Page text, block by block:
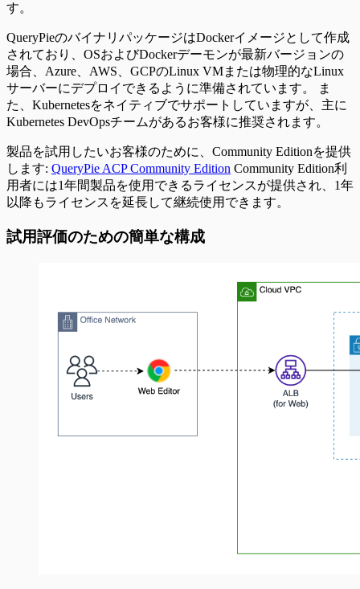
す。
QueryPieのバイナリパッケージはDockerイメージとして作成
されており、OSおよびDockerデーモンが最新バージョンの
場合、Azure、AWS、GCPのLinux VMまたは物理的なLinux
サーバーにデプロイできるように準備されています。 ま
た、Kubernetesをネイティブでサポートしていますが、主に
Kubernetes DevOpsチームがあるお客様に推奨されます。
製品を試用したいお客様のために、Community Editionを提供
します: QueryPie ACP Community Edition Community Edition利
用者には1年間製品を使用できるライセンスが提供され、1年
以降もライセンスを延長して継続使用できます。
試用評価のための簡単な構成